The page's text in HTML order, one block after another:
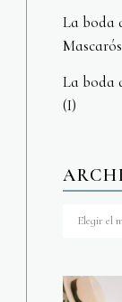
La boda
La boda
(I)
Archivos